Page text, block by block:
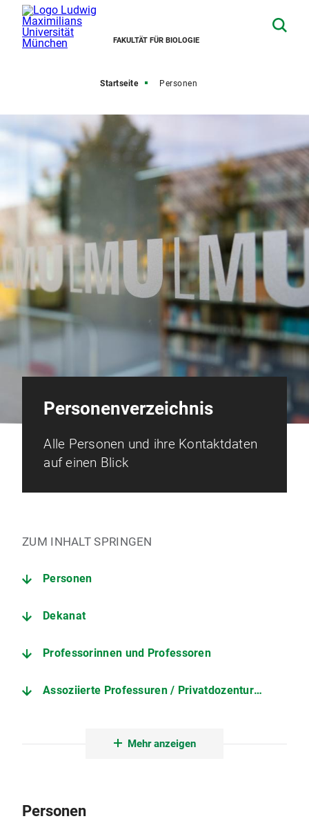
FAKULTÄT FÜR BIOLOGIE
Startseite Personen
Personenverzeichnis
Alle Personen und ihre Kontaktdaten
auf einen Blick
ZUM INHALT SPRINGEN
Personen
Dekanat
Professorinnen und Professoren
Assoziierte Professuren / Privatdozenturen
Mehr anzeigen
Personen